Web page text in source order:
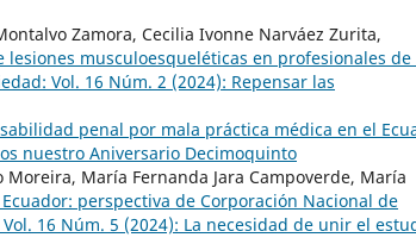
Zamora, Cecilia Ivonne Narváez Zurita,
musculoesqueléticas en profesionales de
Vol. 16 Núm. 2 (2024): Repensar las
penal por mala práctica médica en el
nuestro Aniversario Decimoquinto
María Fernanda Jara Campoverde, María
perspectiva de Corporación Nacional de
16 Núm. 5 (2024): La necesidad de unir el